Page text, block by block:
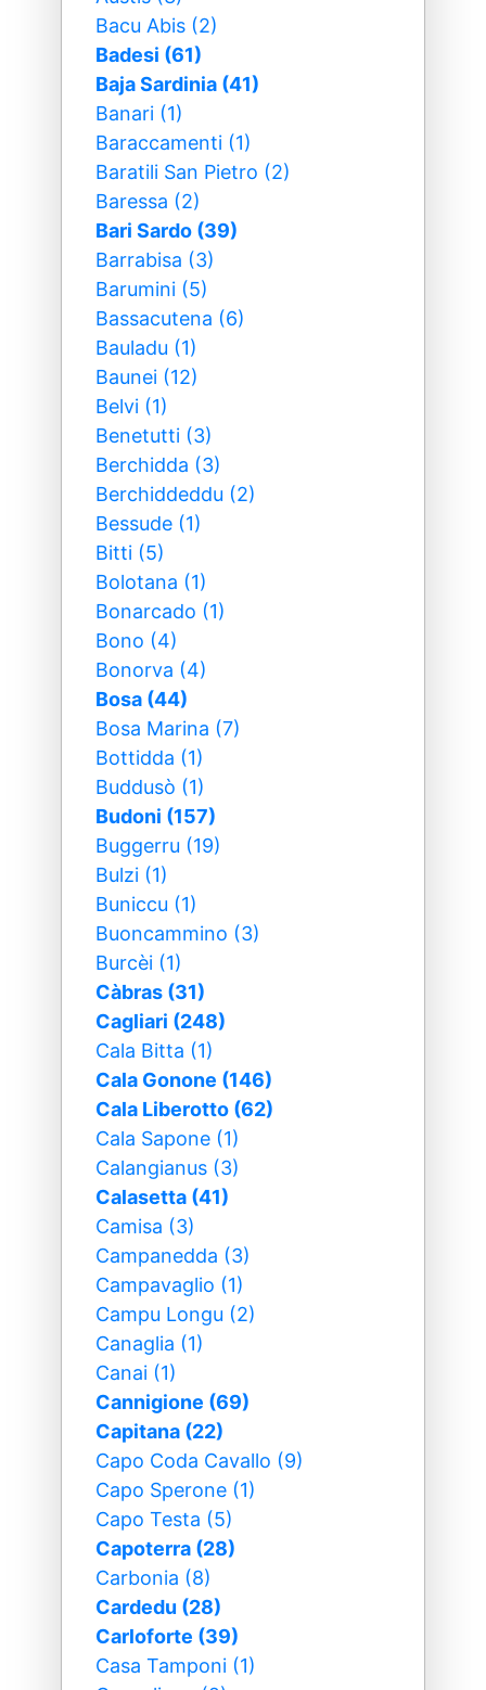
Bacu Abis (2)
Badesi (61)
Baja Sardinia (41)
Banari (1)
Baraccamenti (1)
Baratili San Pietro (2)
Baressa (2)
Bari Sardo (39)
Barrabisa (3)
Barumini (5)
Bassacutena (6)
Bauladu (1)
Baunei (12)
Belvi (1)
Benetutti (3)
Berchidda (3)
Berchiddeddu (2)
Bessude (1)
Bitti (5)
Bolotana (1)
Bonarcado (1)
Bono (4)
Bonorva (4)
Bosa (44)
Bosa Marina (7)
Bottidda (1)
Buddusò (1)
Budoni (157)
Buggerru (19)
Bulzi (1)
Buniccu (1)
Buoncammino (3)
Burcèi (1)
Càbras (31)
Cagliari (248)
Cala Bitta (1)
Cala Gonone (146)
Cala Liberotto (62)
Cala Sapone (1)
Calangianus (3)
Calasetta (41)
Camisa (3)
Campanedda (3)
Campavaglio (1)
Campu Longu (2)
Canaglia (1)
Canai (1)
Cannigione (69)
Capitana (22)
Capo Coda Cavallo (9)
Capo Sperone (1)
Capo Testa (5)
Capoterra (28)
Carbonia (8)
Cardedu (28)
Carloforte (39)
Casa Tamponi (1)